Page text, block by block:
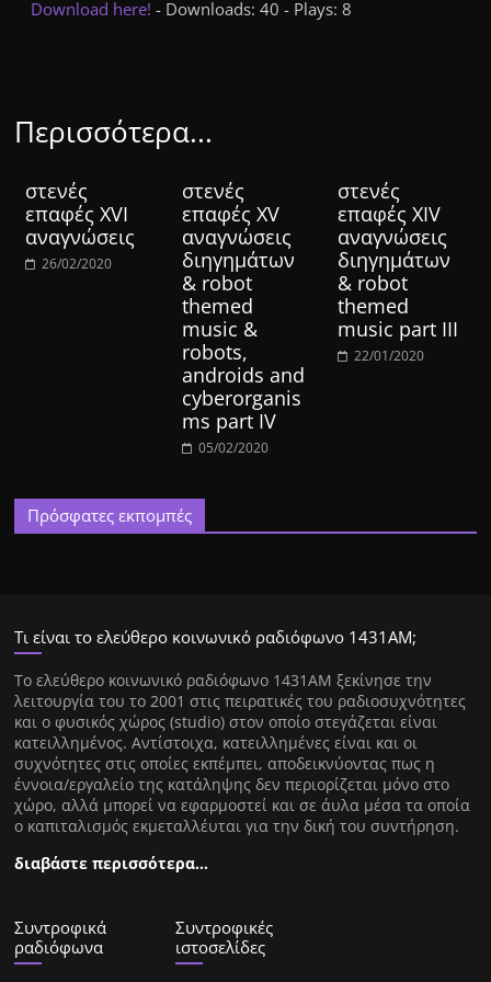
Download here!- Downloads: 40 - Plays: 8
Περισσότερα...
στενές
επαφές XVI
αναγνώσεις
26/02/2020
στενές
επαφές XV
αναγνώσεις
διηγημάτων
& robot
themed
music &
robots,
androids and
cyberorganis
ms part IV
05/02/2020
στενές
επαφές XIV
αναγνώσεις
διηγημάτων
& robot
themed
music part III
22/01/2020
Πρόσφατες εκπομπές
Τι είναι το ελεύθερο κοινωνικό ραδιόφωνο 1431ΑΜ;
Tο ελεύθερο κοινωνικό ραδιόφωνο 1431AM ξεκίνησε την
λειτουργία του το 2001 στις πειρατικές του ραδιοσυχνότητες
και ο φυσικός χώρος (studio) στον οποίο στεγάζεται είναι
κατειλλημένος. Αντίστοιχα, κατειλλημένες είναι και οι
συχνότητες στις οποίες εκπέμπει, αποδεικνύοντας πως η
έννοια/εργαλείο της κατάληψης δεν περιορίζεται μόνο στο
χώρο, αλλά μπορεί να εφαρμοστεί και σε άυλα μέσα τα οποία
ο καπιταλισμός εκμεταλλέυται για την δική του συντήρηση.
διαβάστε περισσότερα…
Συντροφικά
ραδιόφωνα
Συντροφικές
ιστοσελίδες